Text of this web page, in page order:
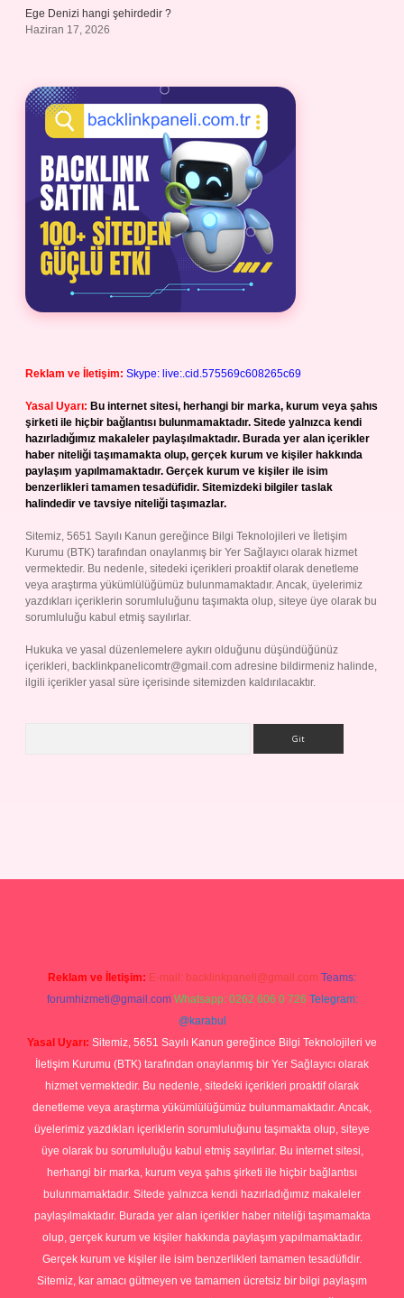
Ege Denizi hangi şehirdedir ?
Haziran 17, 2026
Reklam ve İletişim: Skype: live:.cid.575569c608265c69
Yasal Uyarı: Bu internet sitesi, herhangi bir marka, kurum veya şahıs
şirketi ile hiçbir bağlantısı bulunmamaktadır. Sitede yalnızca kendi
hazırladığımız makaleler paylaşılmaktadır. Burada yer alan içerikler
haber niteliği taşımamakta olup, gerçek kurum ve kişiler hakkında
paylaşım yapılmamaktadır. Gerçek kurum ve kişiler ile isim
benzerlikleri tamamen tesadüfidir. Sitemizdeki bilgiler taslak
halindedir ve tavsiye niteliği taşımazlar.
Sitemiz, 5651 Sayılı Kanun gereğince Bilgi Teknolojileri ve İletişim
Kurumu (BTK) tarafından onaylanmış bir Yer Sağlayıcı olarak hizmet
vermektedir. Bu nedenle, sitedeki içerikleri proaktif olarak denetleme
veya araştırma yükümlülüğümüz bulunmamaktadır. Ancak, üyelerimiz
yazdıkları içeriklerin sorumluluğunu taşımakta olup, siteye üye olarak bu
sorumluluğu kabul etmiş sayılırlar.
Hukuka ve yasal düzenlemelere aykırı olduğunu düşündüğünüz
içerikleri, backlinkpanelicomtr@gmail.com adresine bildirmeniz halinde,
ilgili içerikler yasal süre içerisinde sitemizden kaldırılacaktır.
Reklam ve İletişim: E-mail: backlinkpaneli@gmail.com Teams:
forumhizmeti@gmail.com Whatsapp: 0262 606 0 726 Telegram:
@karabul
Yasal Uyarı: Sitemiz, 5651 Sayılı Kanun gereğince Bilgi Teknolojileri ve
İletişim Kurumu (BTK) tarafından onaylanmış bir Yer Sağlayıcı olarak
hizmet vermektedir. Bu nedenle, sitedeki içerikleri proaktif olarak
denetleme veya araştırma yükümlülüğümüz bulunmamaktadır. Ancak,
üyelerimiz yazdıkları içeriklerin sorumluluğunu taşımakta olup, siteye
üye olarak bu sorumluluğu kabul etmiş sayılırlar. Bu internet sitesi,
herhangi bir marka, kurum veya şahıs şirketi ile hiçbir bağlantısı
bulunmamaktadır. Sitede yalnızca kendi hazırladığımız makaleler
paylaşılmaktadır. Burada yer alan içerikler haber niteliği taşımamakta
olup, gerçek kurum ve kişiler hakkında paylaşım yapılmamaktadır.
Gerçek kurum ve kişiler ile isim benzerlikleri tamamen tesadüfidir.
Sitemiz, kar amacı gütmeyen ve tamamen ücretsiz bir bilgi paylaşım